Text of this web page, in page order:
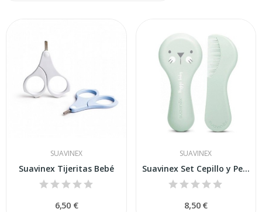
SUAVINEX
Suavinex Tijeritas Bebé
6,50 €
SUAVINEX
Suavinex Set Cepillo y Peine Azul
8,50 €